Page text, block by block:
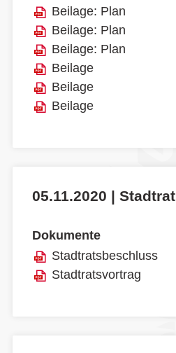
Beilage: Plan
Beilage: Plan
Beilage: Plan
Beilage
Beilage
Beilage
05.11.2020 | Stadtrat
Dokumente
Stadtratsbeschluss
Stadtratsvortrag